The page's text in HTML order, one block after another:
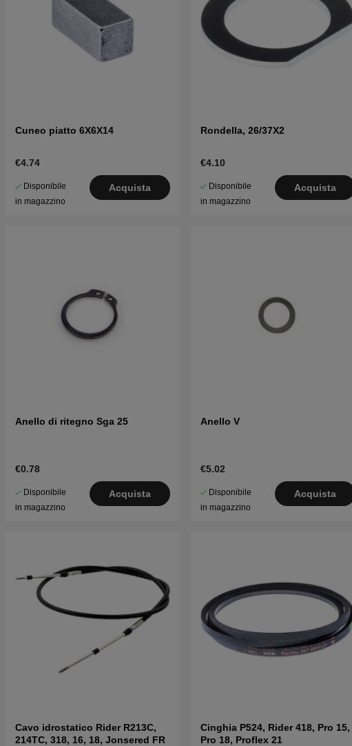
Cuneo piatto 6X6X14
€4.74
Disponibile
in magazzino
Acquista
Rondella, 26/37X2
€4.10
Disponibile
in magazzino
Acquista
Anello di ritegno Sga 25
€0.78
Disponibile
in magazzino
Acquista
Anello V
€5.02
Disponibile
in magazzino
Acquista
Cavo idrostatico Rider R213C,
214TC, 318, 16, 18, Jonsered FR
Cinghia P524, Rider 418, Pro 15,
Pro 18, Proflex 21